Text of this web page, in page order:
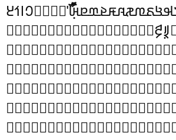
𞤹
𞤺
𞤻
𞤼
𞤽
𞤾
𞤿
𞥀
𞥁
𞥂
𞥃
𞥋
𞥌
𞥍
𞥎
𞥏
𞥐
𞥑
𞥒
𞥓
𞥞
𞥟
𞥠
𞥡
𞥢
𞥣
𞥤
𞥥
𞥦
𞥧
𞥨
𞥩
𞥪
𞥫
𞥬
𞥭
𞥮
𞥯
𞥰
𞥱
𞥼
𞥽
𞥾
𞥿
𞦀
𞦁
𞦂
𞦃
𞦄
𞦅
𞦆
𞦇
𞦈
𞦉
𞦊
𞦋
𞦌
𞦍
𞦎
𞦏
𞦚
𞦛
𞦜
𞦝
𞦞
𞦟
𞦠
𞦡
𞦢
𞦣
𞦤
𞦥
𞦦
𞦧
𞦨
𞦩
𞦪
𞦫
𞦬
𞦭
𞦸
𞦹
𞦺
𞦻
𞦼
𞦽
𞦾
𞦿
𞧀
𞧁
𞧂
𞧃
𞧄
𞧅
𞧆
𞧇
𞧈
𞧉
𞧊
𞧋
𞧖
𞧗
𞧘
𞧙
𞧚
𞧛
𞧜
𞧝
𞧞
𞧟
𞧠
𞧡
𞧢
𞧣
𞧤
𞧥
𞧦
𞧧
𞧨
𞧩
𞧬
𞧭
𞧮
𞧯
𞧰
𞧱
𞧲
𞧳
𞧴
𞧵
𞧶
𞧷
𞧸
𞧹
𞧺
𞧻
𞧼
𞧽
𞧾
𞧿